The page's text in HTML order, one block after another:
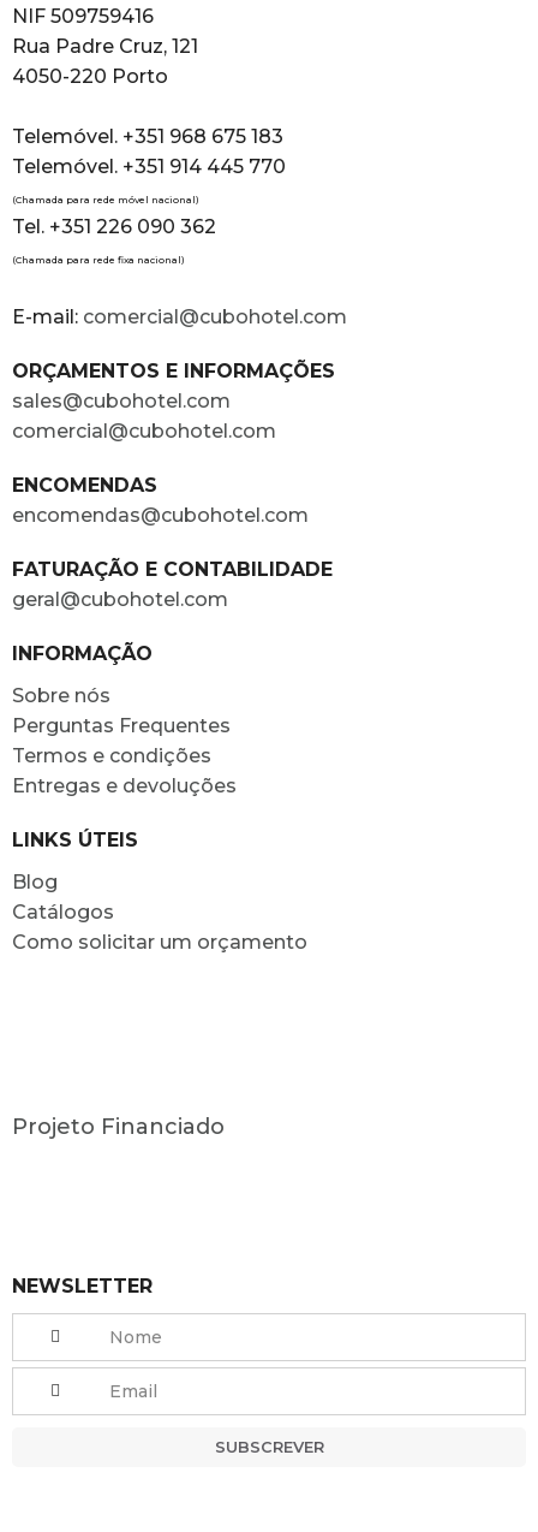
NIF 509759416
Rua Padre Cruz, 121
4050-220 Porto
Telemóvel. +351 968 675 183
Telemóvel. +351 914 445 770
(Chamada para rede móvel nacional)
Tel. +351 226 090 362
(Chamada para rede fixa nacional)
E-mail: comercial@cubohotel.com
ORÇAMENTOS E INFORMAÇÕES
sales@cubohotel.com
comercial@cubohotel.com
ENCOMENDAS
encomendas@cubohotel.com
FATURAÇÃO E CONTABILIDADE
geral@cubohotel.com
INFORMAÇÃO
Sobre nós
Perguntas Frequentes
Termos e condições
Entregas e devoluções
LINKS ÚTEIS
Blog
Catálogos
Como solicitar um orçamento
Projeto Financiado
NEWSLETTER
SUBSCREVER